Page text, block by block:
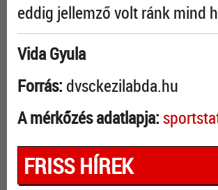
eddig jellemző volt ránk mind
Vida Gyula
Forrás: dvsckezilabda.hu
A mérkőzés adatlapja:
FRISS HÍREK